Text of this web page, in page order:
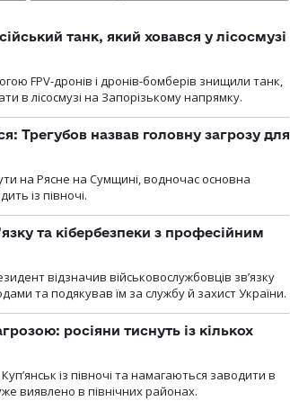
танк, який ховався у лісосмузі
FPV-дронів і дронів-бомберів знищили танк,
в лісосмузі на Запорізькому напрямку.
Трегубов назвав головну загрозу для
на Рясне на Сумщині, водночас основна
із півночі.
та кібербезпеки з професійним
відзначив військовослужбовців зв’язку
та подякував їм за службу й захист України.
росіяни тиснуть із кількох
із півночі та намагаються заводити в
виявлено в північних районах.